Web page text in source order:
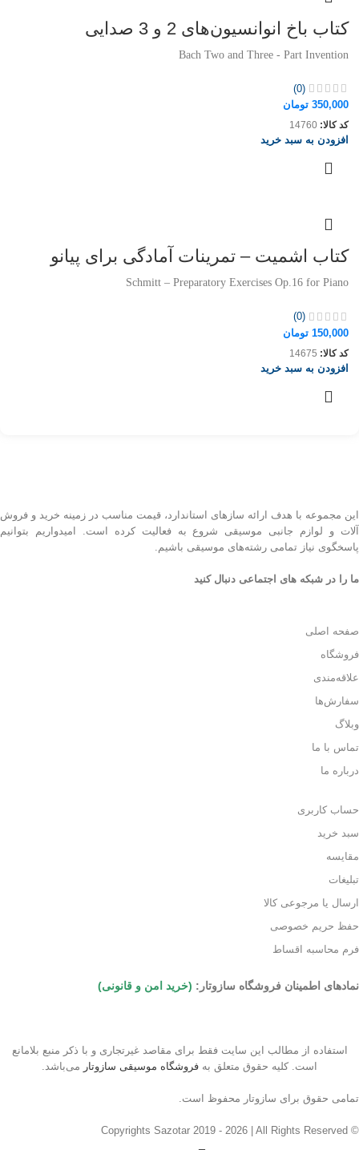
کتاب باخ انوانسیون‌های 2 و 3 صدایی
Bach Two and Three - Part Invention
(0)
350,000 تومان
کد کالا: 14760
افزودن به سبد خرید
کتاب اشمیت – تمرینات آمادگی برای پیانو
Schmitt – Preparatory Exercises Op.16 for Piano
(0)
150,000 تومان
کد کالا: 14675
افزودن به سبد خرید
این مجموعه با هدف ارائه سازهای استاندارد، قیمت مناسب در زمینه خرید و فروش
آلات و لوازم جانبی موسیقی شروع به فعالیت کرده است. امیدواریم بتوانیم
پاسخگوی نیاز تمامی رشته‌های موسیقی باشیم.
ما را در شبکه های اجتماعی دنبال کنید
صفحه اصلی
فروشگاه
علاقه‌مندی
سفارش‌ها
وبلاگ
تماس با ما
درباره ما
حساب کاربری
سبد خرید
مقایسه
تبلیغات
ارسال یا مرجوعی کالا
حفظ حریم خصوصی
فرم محاسبه اقساط
نمادهای اطمینان فروشگاه سازوتار: (خرید امن و قانونی)
استفاده از مطالب این سایت فقط برای مقاصد غیرتجاری و با ذکر منبع بلامانع
است. کلیه حقوق متعلق به فروشگاه موسیقی سازوتار می‌باشد.
تمامی حقوق برای سازوتار محفوظ است.
© Copyrights Sazotar 2019 - 2026 | All Rights Reserved